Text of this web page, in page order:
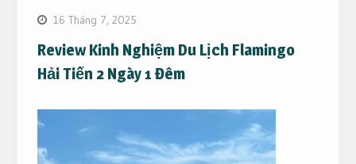
16 Tháng 7, 2025
Review Kinh Nghiệm Du Lịch Flamingo
Hải Tiến 2 Ngày 1 Đêm